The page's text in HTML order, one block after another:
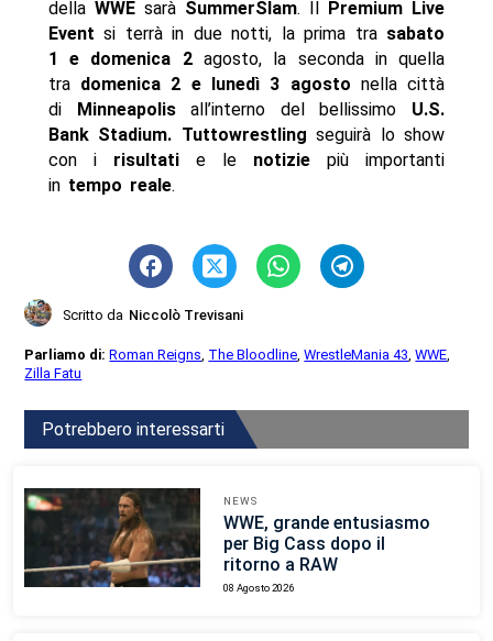
della WWEsaràSummerSlam. Il Premium Live
Eventsi terrà in due notti, la prima trasabato
1 e domenica 2agosto, la seconda in quella
tra domenica 2 e lunedì 3 agosto nella città
di Minneapolisall’interno del bellissimo U.S.
Bank Stadium. Tuttowrestlingseguirà lo show
con i risultatie le notizie più importanti
in tempo reale.
Scritto da Niccolò Trevisani
Parliamo di:Roman Reigns The Bloodline ,WrestleMania 43 ,WWE
Zilla Fatu
Potrebbero interessarti
NEWS
WWE, grande entusiasmo
per Big Cass dopo il
ritorno a RAW
08 Agosto 2026